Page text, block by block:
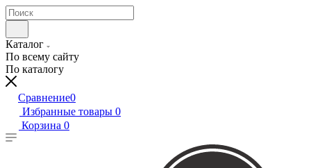
Каталог
По всему сайту
По каталогу
Сравнение0
Избранные товары 0
Корзина 0